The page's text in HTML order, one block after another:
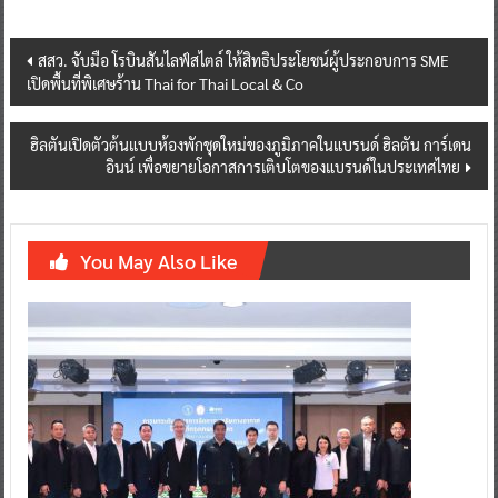
Post
navigation
สสว. จับมือ โรบินสันไลฟ์สไตล์ ให้สิทธิประโยชน์ผู้ประกอบการ SME
เปิดพื้นที่พิเศษร้าน Thai for Thai Local & Co
ฮิลตันเปิดตัวต้นแบบห้องพักชุดใหม่ของภูมิภาคในแบรนด์ ฮิลตัน การ์เดน
อินน์ เพื่อขยายโอกาสการเติบโตของแบรนด์ในประเทศไทย
You May Also Like